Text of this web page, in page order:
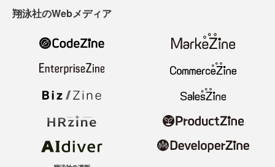
翔泳社のWebメディア